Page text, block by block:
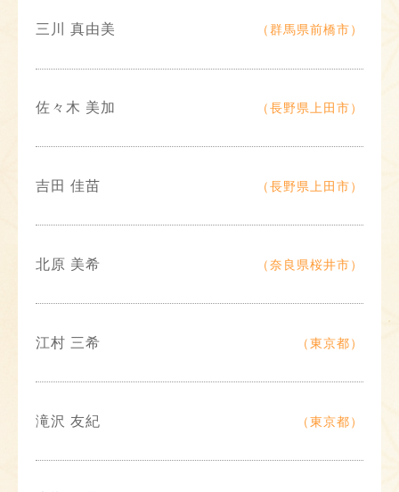
三川 真由美 （群馬県前橋市）
佐々木 美加 （長野県上田市）
吉田 佳苗 （長野県上田市）
北原 美希 （奈良県桜井市）
江村 三希 （東京都）
滝沢 友紀 （東京都）